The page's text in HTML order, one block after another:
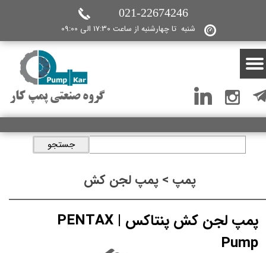
گروه صنعتی پمپ کار
شنبه تا چهارشنبه از ساعت 17:30 الی 09:00
021-22674246
جستجو
پمپ > پمپ لجن کش
پمپ لجن کش پنتاکس | PENTAX
Pump